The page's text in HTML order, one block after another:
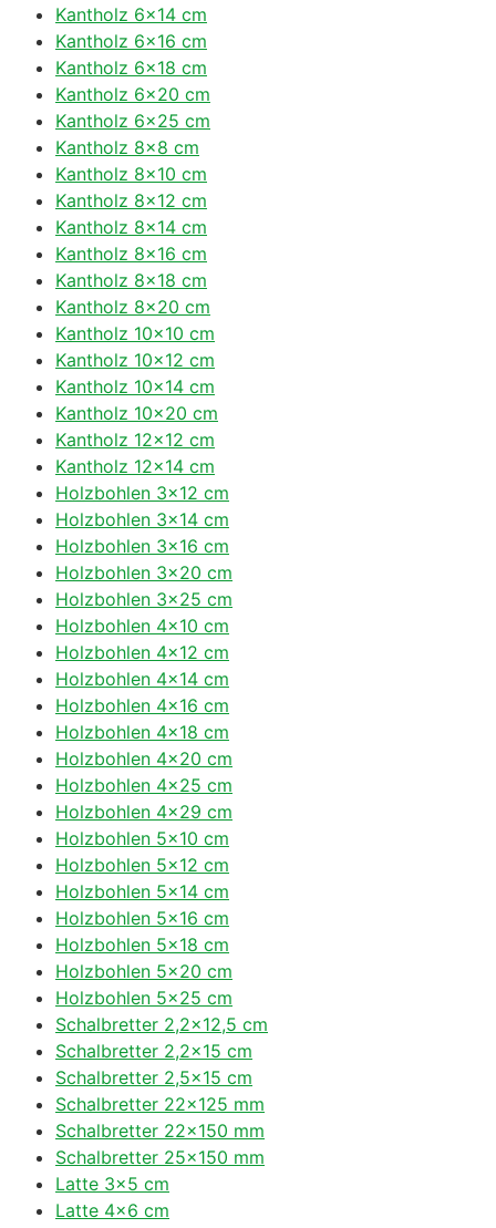
Kantholz 6×14 cm
Kantholz 6×16 cm
Kantholz 6×18 cm
Kantholz 6×20 cm
Kantholz 6×25 cm
Kantholz 8×8 cm
Kantholz 8×10 cm
Kantholz 8×12 cm
Kantholz 8×14 cm
Kantholz 8×16 cm
Kantholz 8×18 cm
Kantholz 8×20 cm
Kantholz 10×10 cm
Kantholz 10×12 cm
Kantholz 10×14 cm
Kantholz 10×20 cm
Kantholz 12×12 cm
Kantholz 12×14 cm
Holzbohlen 3×12 cm
Holzbohlen 3×14 cm
Holzbohlen 3×16 cm
Holzbohlen 3×20 cm
Holzbohlen 3×25 cm
Holzbohlen 4×10 cm
Holzbohlen 4×12 cm
Holzbohlen 4×14 cm
Holzbohlen 4×16 cm
Holzbohlen 4×18 cm
Holzbohlen 4×20 cm
Holzbohlen 4×25 cm
Holzbohlen 4×29 cm
Holzbohlen 5×10 cm
Holzbohlen 5×12 cm
Holzbohlen 5×14 cm
Holzbohlen 5×16 cm
Holzbohlen 5×18 cm
Holzbohlen 5×20 cm
Holzbohlen 5×25 cm
Schalbretter 2,2×12,5 cm
Schalbretter 2,2×15 cm
Schalbretter 2,5×15 cm
Schalbretter 22×125 mm
Schalbretter 22×150 mm
Schalbretter 25×150 mm
Latte 3×5 cm
Latte 4×6 cm